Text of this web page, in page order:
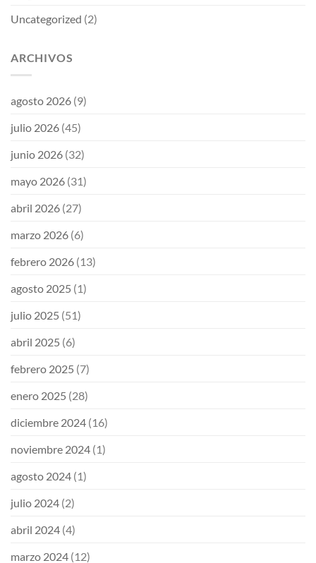
Uncategorized (2)
ARCHIVOS
agosto 2026 (9)
julio 2026 (45)
junio 2026 (32)
mayo 2026 (31)
abril 2026 (27)
marzo 2026 (6)
febrero 2026 (13)
agosto 2025 (1)
julio 2025 (51)
abril 2025 (6)
febrero 2025 (7)
enero 2025 (28)
diciembre 2024 (16)
noviembre 2024 (1)
agosto 2024 (1)
julio 2024 (2)
abril 2024 (4)
marzo 2024 (12)